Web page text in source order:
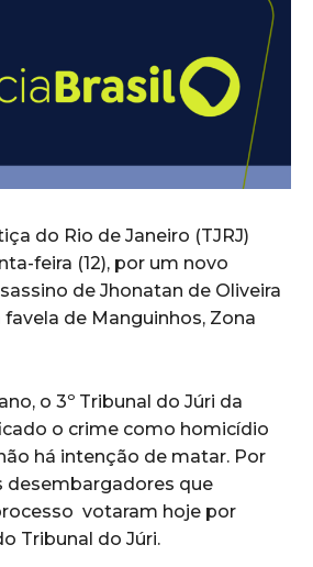
do Rio de Janeiro (TJRJ)
feira (12), por um novo
de Jhonatan de Oliveira
favela de Manguinhos, Zona
o 3º Tribunal do Júri da
o crime como homicídio
há intenção de matar. Por
desembargadores que
votaram hoje por
Tribunal do Júri.